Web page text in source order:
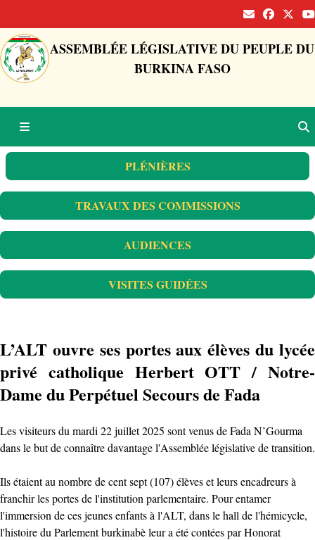
ASSEMBLÉE LÉGISLATIVE DU PEUPLE DU
BURKINA FASO
PLÉNIÈRES
TRAVAUX DES COMMISSIONS
AUDIENCES
VISITES GUIDÉES
L’ALT ouvre ses portes aux élèves du lycée
privé catholique Herbert OTT / Notre-
Dame du Perpétuel Secours de Fada
Les visiteurs du mardi 22 juillet 2025 sont venus de Fada N’Gourma
dans le but de connaître davantage l'Assemblée législative de transition.
Ils étaient au nombre de cent sept (107) élèves et leurs encadreurs à
franchir les portes de l'institution parlementaire. Pour entamer
l'immersion de ces jeunes enfants à l'ALT, dans le hall de l'hémicycle,
l'histoire du Parlement burkinabè leur a été contées par Honorat